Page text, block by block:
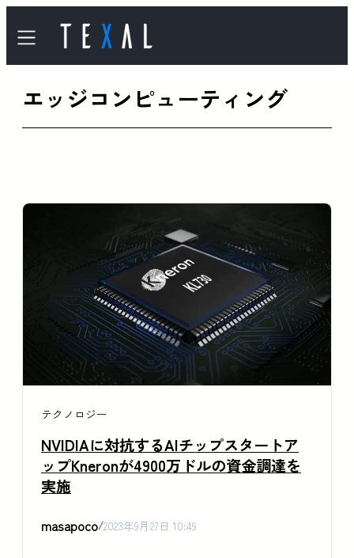
容
を
エッジコンピューティング
テクノロジー
NVIDIAに対抗するAIチップスタートア
ップKneronが4900万ドルの資金調達を
実施
masapoco/2023年9月27日 10:49